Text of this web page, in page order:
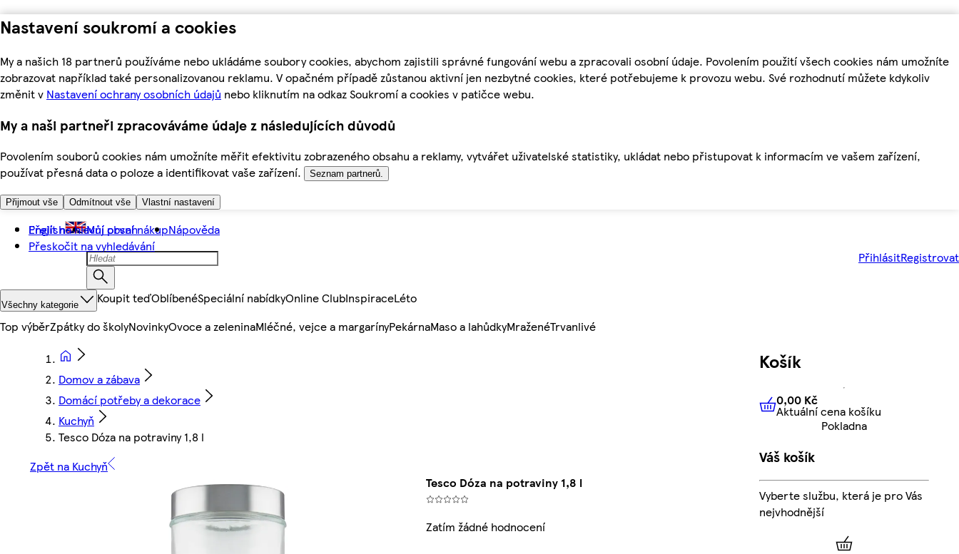
Nastavení soukromí a cookies
My a našich 18 partnerů používáme nebo ukládáme soubory cookies, abychom zajistili správné fungování webu a zpracovali osobní údaje. Povolením použití všech cookies nám umožníte
zobrazovat například také personalizovanou reklamu. V opačném případě zůstanou aktivní jen nezbytné cookies, které potřebujeme k provozu webu. Své rozhodnutí můžete kdykoliv
změnit v Nastavení ochrany osobních údajů nebo kliknutím na odkaz Soukromí a cookies v patičce webu.
My a naši partneři zpracováváme údaje z následujících důvodů
Povolením souborů cookies nám umožníte měřit efektivitu zobrazeného obsahu a reklamy, vytvářet uživatelské statistiky, ukládat nebo přistupovat k informacím ve vašem zařízení,
používat přesná data o poloze a identifikovat vaše zařízení.
Seznam partnerů.
Přijmout vše Odmítnout vše Vlastní nastavení
Přejít na hlavní obsah
Přeskočit na vyhledávání
English Můj první nákupNápověda
PřihlásitRegistrovat
Všechny kategorie Koupit teďOblíbenéSpeciální nabídkyOnline ClubInspiraceLéto
Top výběrZpátky do školyNovinkyOvoce a zeleninaMléčné, vejce a margarínyPekárnaMaso a lahůdkyMraženéTrvanlivé
Domov a zábava
Domácí potřeby a dekorace
Kuchyň
Tesco Dóza na potraviny 1,8 l
Zpět na Kuchyň
Tesco Dóza na potraviny 1,8 l
Zatím žádné hodnocení
Košík
0,00 KčAktuální cena košíku
0,00 Kč
Aktuální cena košíku
Pokladna
Váš košík
Vyberte službu, která je pro Vás
nejvhodnější